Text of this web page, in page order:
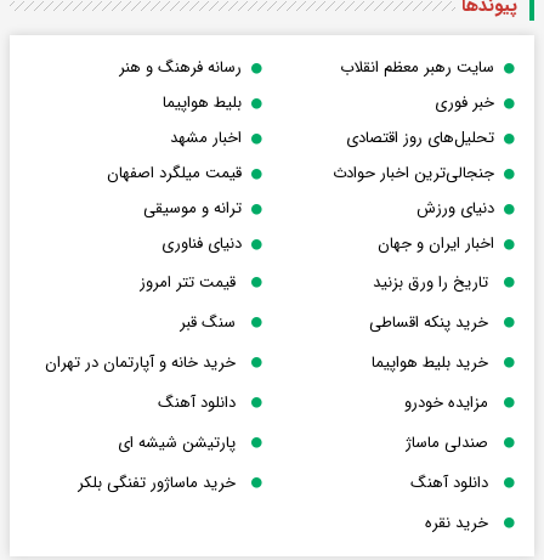
پیوندها
سایت رهبر معظم انقلاب
رسانه فرهنگ و هنر
خبر فوری
بلیط هواپیما
تحلیل‌های روز اقتصادی
اخبار مشهد
جنجالی‌ترین اخبار حوادث
قیمت میلگرد اصفهان
دنیای ورزش
ترانه و موسیقی
اخبار ایران و جهان
دنیای فناوری
تاریخ را ورق بزنید
قیمت تتر امروز
خرید پنکه اقساطی
سنگ قبر
خرید بلیط هواپیما
خرید خانه و آپارتمان در تهران
مزایده خودرو
دانلود آهنگ
صندلی ماساژ
پارتیشن شیشه ای
دانلود آهنگ
خرید ماساژور تفنگی بلکر
خرید نقره